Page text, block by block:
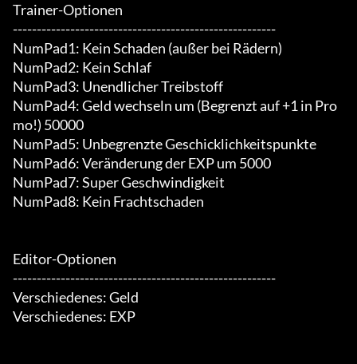
Trainer-Optionen
-------------------------------------------------------
NumPad1: Kein Schaden (außer bei Rädern)
NumPad2: Kein Schlaf
NumPad3: Unendlicher Treibstoff
NumPad4: Geld wechseln um (Begrenzt auf +1 in Pro
mo!) 50000
NumPad5: Unbegrenzte Geschicklichkeitspunkte
NumPad6: Veränderung der EXP um 5000
NumPad7: Super Geschwindigkeit
NumPad8: Kein Frachtschaden
Editor-Optionen
-------------------------------------------------------
Verschiedenes: Geld
Verschiedenes: EXP